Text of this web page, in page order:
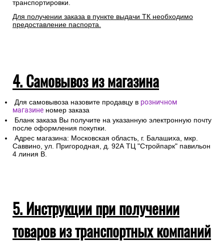
транспортировки.
Для получении заказа в пункте выдачи ТК необходимо
предоставление паспорта.
4. Самовывоз из магазина
Для самовывоза назовите продавцу в розничном
магазине номер заказа
Бланк заказа Вы получите на указанную электронную почту
после оформления покупки.
Адрес магазина: Московская область, г. Балашиха, мкр.
Саввино, ул. Пригородная, д. 92А ТЦ "Стройпарк" павильон
4 линия В.
5. Инструкции при получении
товаров из транспортных компаний